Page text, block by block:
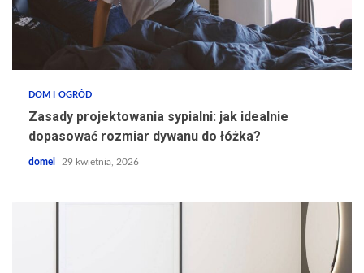
DOM I OGRÓD
Zasady projektowania sypialni: jak idealnie
dopasować rozmiar dywanu do łóżka?
domel 29 kwietnia, 2026